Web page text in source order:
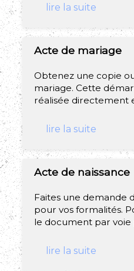
lire la suite
Acte de mariage
Obtenez une copie
mariage. Cette
réalisée directement
lire la suite
Acte de naissance
Faites une demande
pour vos formalités.
le document par voie
lire la suite